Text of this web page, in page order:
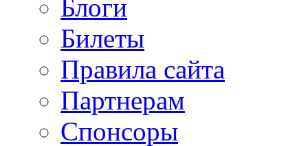
Блоги
Билеты
Правила сайта
Партнерам
Спонсоры